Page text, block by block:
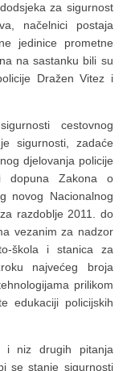
za sigurnost
načelnici postaja
jedinice prometne
na sastanku bili su
Dražen Vitez i
cestovnog
sigurnosti, zadaće
djelovanja policije
dopuna Zakona o
novog Nacionalnog
razdoblje 2011. do
vezanim za nadzor
škola i stanica za
najvećeg broja
prilikom
edukaciji policijskih
i niz drugih pitanja
se stanje sigurnosti